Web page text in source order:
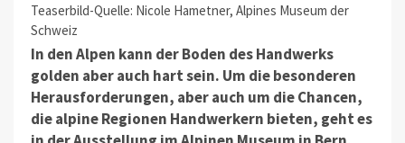
Teaserbild-Quelle: Nicole Hametner, Alpines Museum der
Schweiz
In den Alpen kann der Boden des Handwerks
golden aber auch hart sein. Um die besonderen
Herausforderungen, aber auch um die Chancen,
die alpine Regionen Handwerkern bieten, geht es